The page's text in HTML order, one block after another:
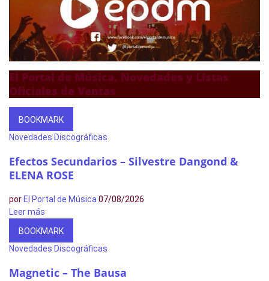
El Portal de Música, Novedades y Listas
Oficiales de Ventas
BOOKMARK
Novedades Discográficas
Efectos Secundarios – Silvestre Dangond &
ELENA ROSE
por El Portal de Música 07/08/2026
Leer más
BOOKMARK
Novedades Discográficas
Magnetic – The Bausa